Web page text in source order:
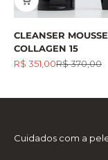
CLEANSER
COLLAGEN 15
Preço promocional
R$ 351,00Preço
R$ 370,00
Cuidados com a